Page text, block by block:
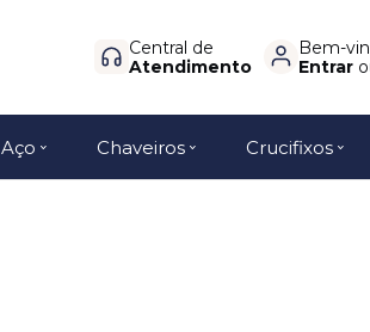
Central de
Atendimento
Bem-
Entrar
Chaveiros Crucifixos